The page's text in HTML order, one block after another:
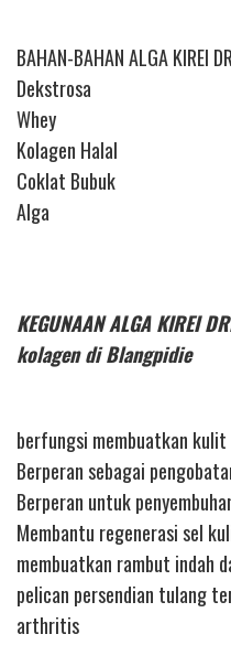
BAHAN-BAHAN ALGA KIREI
Dekstrosa
Whey
Kolagen Halal
Coklat Bubuk
Alga
KEGUNAAN ALGA KIREI
kolagen di Blangpidie
berfungsi membuatkan
Berperan sebagai
Berperan untuk
Membantu regenerasi sel
membuatkan rambut indah
pelican persendian tulang
arthritis